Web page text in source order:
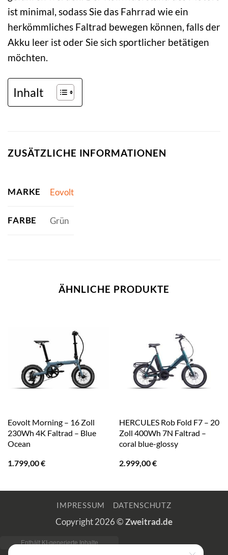
ist minimal, sodass Sie das Fahrrad wie ein
herkömmliches Faltrad bewegen können, falls der
Akku leer ist oder Sie sich sportlicher betätigen
möchten.
Inhalt
ZUSÄTZLICHE INFORMATIONEN
MARKE Eovolt
FARBE Grün
ÄHNLICHE PRODUKTE
Eovolt Morning – 16 Zoll
230Wh 4K Faltrad – Blue
Ocean
1.799,00€
HERCULES Rob Fold F7 – 20
Zoll 400Wh 7N Faltrad –
coral blue-glossy
2.999,00€
IMPRESSUM DATENSCHUTZ
Copyright 2026 ©Zweitrad.de